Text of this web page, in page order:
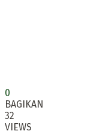
0
BAGIKAN
32
VIEWS